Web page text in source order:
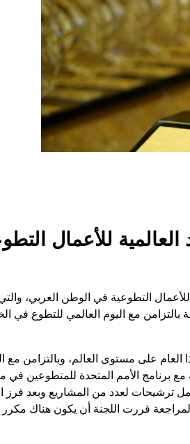
للأعمال
التطوعية في الوطن العربي،
بالتزامن مع اليوم العالمي للتطوع في
على مستوى العالم، وبالتزامن مع
مع برنامج الأمم المتحدة للمتطوعين
ترشيحات لعدد من المشاريع وبعد فرز
قررت اللجنة أن يكون هناك